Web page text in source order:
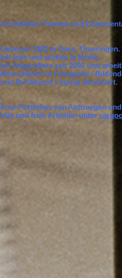
Architektur, Portrait und
Geboren 1982 in Gera, Thueringen.
Ich lebe und arbeite in Berlin.
Ich fotografiere seit 2002 und
Mein Diplom in Fotografie /
und Buchkunst Leipzig absolviert.
Fuer Portfolios von Auftraegen
Vita und freie Arbeiten unter